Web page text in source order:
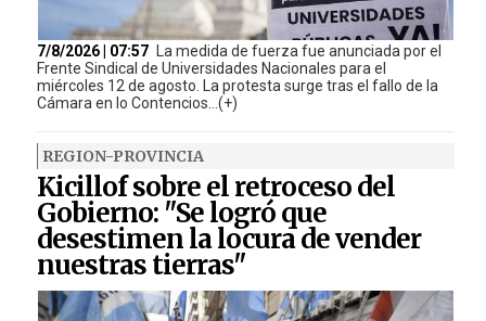
7/8/2026 | 07:57
La medida de fuerza fue anunciada por el
Frente Sindical de Universidades Nacionales para el
miércoles 12 de agosto. La protesta surge tras el fallo de la
Cámara en lo Contencios...(+)
REGION-PROVINCIA
Kicillof sobre el retroceso del
Gobierno: "Se logró que
desestimen la locura de vender
nuestras tierras"